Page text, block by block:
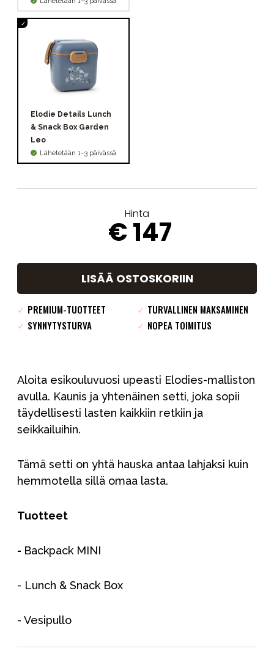
Elodie Details Lunch
& Snack Box Garden
Leo
Lähetetään 1–3 päivässä
Hinta
€ 147
LISÄÄ OSTOSKORIIN
✓ PREMIUM-TUOTTEET ✓ TURVALLINEN MAKSAMINEN
✓ SYNNYTYSTURVA ✓ NOPEA TOIMITUS
Aloita esikouluvuosi upeasti Elodies-malliston
avulla. Kaunis ja yhtenäinen setti, joka sopii
täydellisesti lasten kaikkiin retkiin ja
seikkailuihin.
Tämä setti on yhtä hauska antaa lahjaksi kuin
hemmotella sillä omaa lasta.
Tuotteet
- Backpack MINI
- Lunch & Snack Box
- Vesipullo